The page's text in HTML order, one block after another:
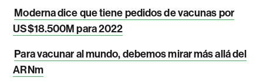
Moderna dice que tiene pedidos de vacunas por
US$18.500M para 2022
Para vacunar al mundo, debemos mirar más allá del
ARNm